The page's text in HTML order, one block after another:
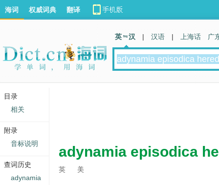
adynamia episodica
英 美
海词 权威词典 翻译
英 汉 | 汉语 | 上海话 广
目录
相关
附录
音标说明
查词历史
adynamia